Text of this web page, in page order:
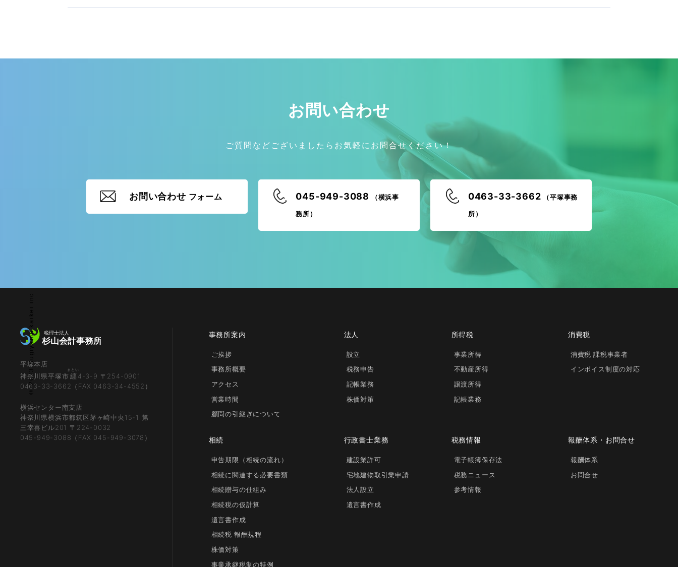
お問い合わせ
ご質問などございましたらお気軽にお問合せください！
お問い合わせ フォーム 045-949-3088 （横浜事
務所）
0463-33-3662 （平塚事務
所）
© 2023 Sugiyama kaikei inc.
平塚本店
神奈川県平塚市纒
まとい
4-3-9 〒254-0901
0463-33-3662（FAX 0463-34-4552）
横浜センター南支店
神奈川県横浜市都筑区茅ヶ崎中央15-1 第
三幸喜ビル201 〒224-0032
045-949-3088（FAX 045-949-3078）
事務所案内
ご挨拶
事務所概要
アクセス
営業時間
顧問の引継ぎについて
法人
設立
税務申告
記帳業務
株価対策
所得税
事業所得
不動産所得
譲渡所得
記帳業務
消費税
消費税 課税事業者
インボイス制度の対応
相続
申告期限（相続の流れ）
相続に関連する必要書類
相続贈与の仕組み
相続税の仮計算
遺言書作成
相続税 報酬規程
株価対策
事業承継税制の特例
行政書士業務
建設業許可
宅地建物取引業申請
法人設立
遺言書作成
税務情報
電子帳簿保存法
税務ニュース
参考情報
報酬体系・お問合せ
報酬体系
お問合せ